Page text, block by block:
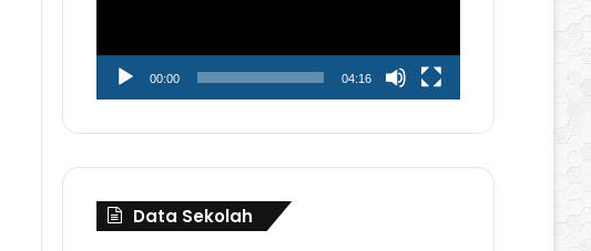
00:00 04:16
Data Sekolah